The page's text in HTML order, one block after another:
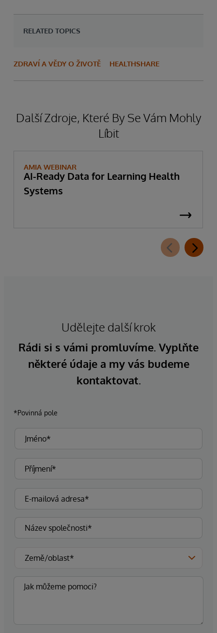
RELATED TOPICS
ZDRAVÍ A VĚDY O ŽIVOTĚ HEALTHSHARE
Další Zdroje, Které By Se Vám Mohly
Líbit
AMIA WEBINAR
AI-Ready Data for Learning Health
Systems
Udělejte další krok
Rádi si s vámi promluvíme. Vyplňte
některé údaje a my vás budeme
kontaktovat.
*Povinná pole